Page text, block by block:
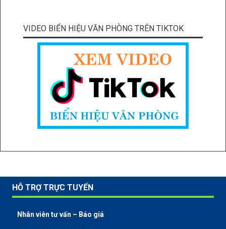
VIDEO BIỂN HIỆU VĂN PHÒNG TRÊN TIKTOK
HỖ TRỢ TRỰC TUYẾN
Nhân viên tư vấn – Báo giá